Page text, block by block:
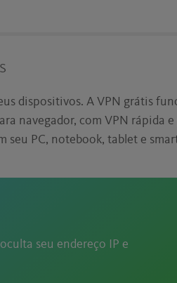
dispositivos. A VPN grátis
navegador, com VPN rápida
seu PC, notebook, tablet e
seu endereço IP e